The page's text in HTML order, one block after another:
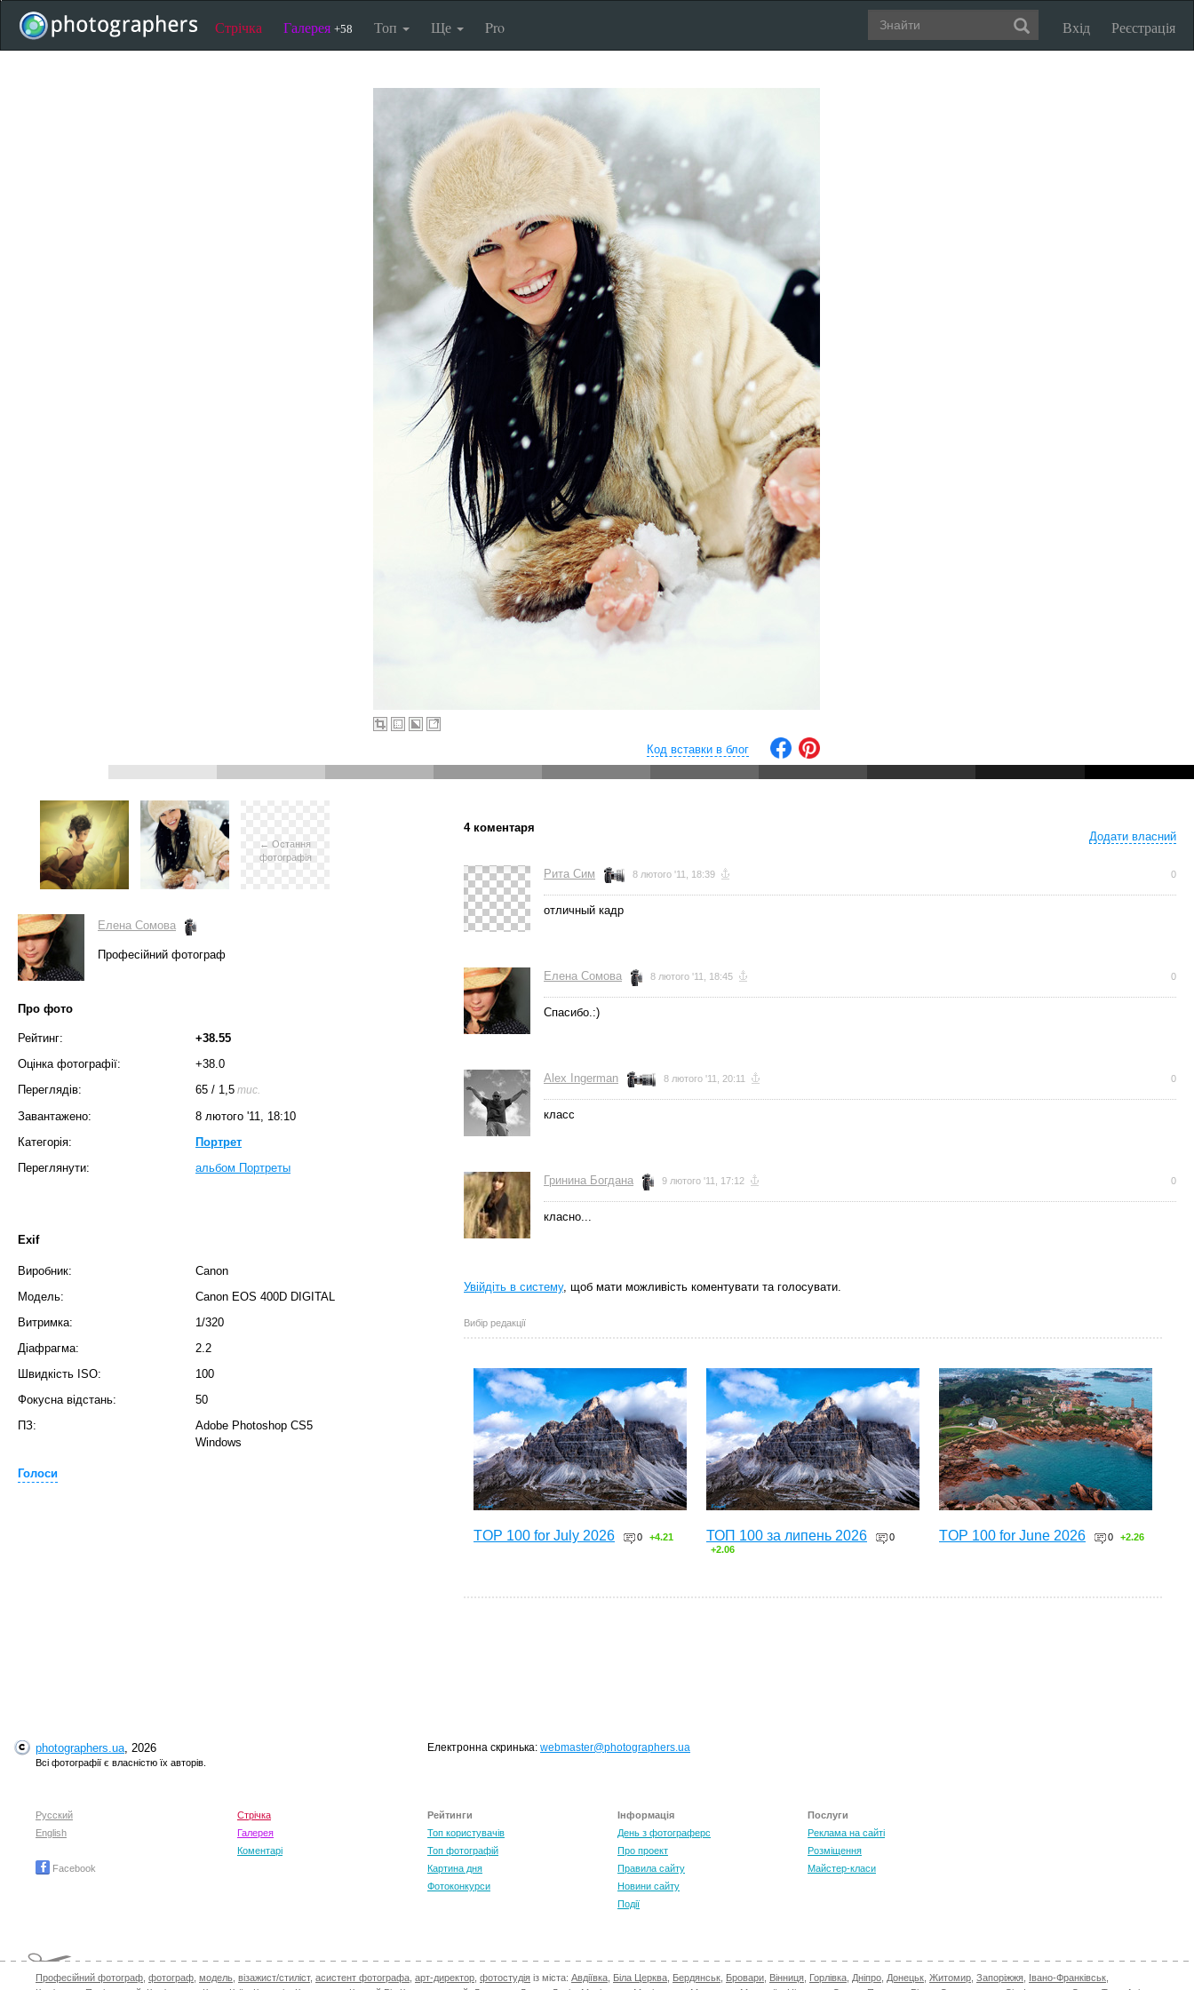
Стрічка Галерея +58 Топ Ще Pro Вхід Реєстрація
Код вставки в блог
← Остання
фотографія
Елена Сомова
Професійний фотограф
Про фото
Рейтинг:
+38.55
Оцінка фотографії:
+38.0
Переглядів:
65 / 1,5 тис.
Завантажено:
8 лютого '11, 18:10
Категорія:
Портрет
Переглянути:
альбом Портреты
Exif
Виробник:
Canon
Модель:
Canon EOS 400D DIGITAL
Витримка:
1/320
Діафрагма:
2.2
Швидкість ISO:
100
Фокусна відстань:
50
ПЗ:
Adobe Photoshop CS5
Windows
Голоси
4 коментаря
Додати власний
Рита Сим 8 лютого '11, 18:39 0
отличный кадр
Елена Сомова 8 лютого '11, 18:45 0
Спасибо.:)
Alex Ingerman 8 лютого '11, 20:11 0
класс
Гринина Богдана 9 лютого '11, 17:12 0
класно...
Увійдіть в систему, щоб мати можливість коментувати та голосувати.
Вибір редакції
TOP 100 for July 2026 0 +4.21 ТОП 100 за липень 2026
0
+2.06
TOP 100 for June 2026 0 +2.26
TOP 100 for May 2026 0 +6.59
photographers.ua, 2026
Всі фотографії є власністю їх авторів.
Електронна скринька: webmaster@photographers.ua
Русский
English
Facebook
Стрічка
Галерея
Коментарі
Рейтинги
Топ користувачів
Топ фотографій
Картина дня
Фотоконкурси
Інформація
День з фотограферс
Про проект
Правила сайту
Новини сайту
Події
Послуги
Реклама на сайті
Розміщення
Майстер-класи
Професійний фотограф фотограф модель візажист/стиліст, асистент фотографа арт-директор фотостудія із міста: Авдіївка Біла Церква Бердянськ Бровари Вінниця Горлівка Дніпро Донецьк Житомир Запоріжжя Івано-Франківськ